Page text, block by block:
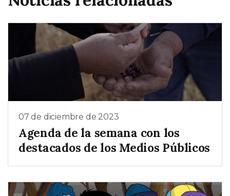
07 de diciembre de 2023
Agenda de la semana con los
destacados de los Medios Públicos